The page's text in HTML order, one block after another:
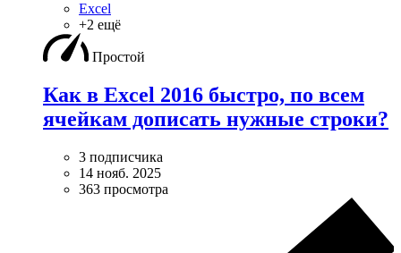
Excel
+2 ещё
Простой
Как в Excel 2016 быстро, по всем
ячейкам дописать нужные строки?
3 подписчика
14 нояб. 2025
363 просмотра